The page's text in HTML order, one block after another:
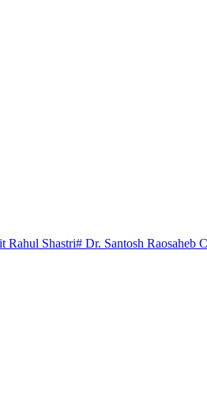
Rahul Shastri# Dr. Santosh Raosaheb